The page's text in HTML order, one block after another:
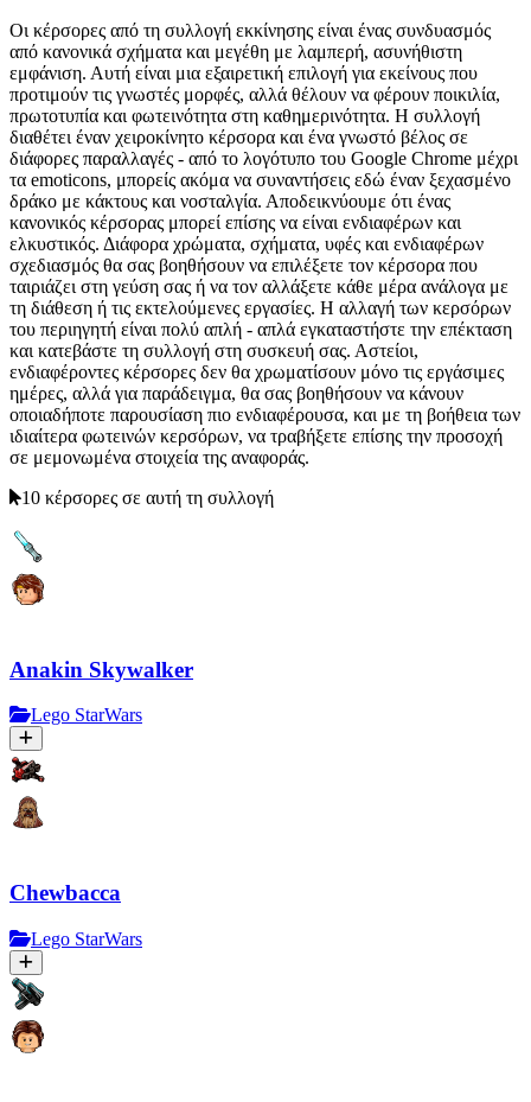
Οι κέρσορες από τη συλλογή εκκίνησης είναι ένας συνδυασμός
από κανονικά σχήματα και μεγέθη με λαμπερή, ασυνήθιστη
εμφάνιση. Αυτή είναι μια εξαιρετική επιλογή για εκείνους που
προτιμούν τις γνωστές μορφές, αλλά θέλουν να φέρουν ποικιλία,
πρωτοτυπία και φωτεινότητα στη καθημερινότητα. Η συλλογή
διαθέτει έναν χειροκίνητο κέρσορα και ένα γνωστό βέλος σε
διάφορες παραλλαγές - από το λογότυπο του Google Chrome μέχρι
τα emoticons, μπορείς ακόμα να συναντήσεις εδώ έναν ξεχασμένο
δράκο με κάκτους και νοσταλγία. Αποδεικνύουμε ότι ένας
κανονικός κέρσορας μπορεί επίσης να είναι ενδιαφέρων και
ελκυστικός. Διάφορα χρώματα, σχήματα, υφές και ενδιαφέρων
σχεδιασμός θα σας βοηθήσουν να επιλέξετε τον κέρσορα που
ταιριάζει στη γεύση σας ή να τον αλλάξετε κάθε μέρα ανάλογα με
τη διάθεση ή τις εκτελούμενες εργασίες. Η αλλαγή των κερσόρων
του περιηγητή είναι πολύ απλή - απλά εγκαταστήστε την επέκταση
και κατεβάστε τη συλλογή στη συσκευή σας. Αστείοι,
ενδιαφέροντες κέρσορες δεν θα χρωματίσουν μόνο τις εργάσιμες
ημέρες, αλλά για παράδειγμα, θα σας βοηθήσουν να κάνουν
οποιαδήποτε παρουσίαση πιο ενδιαφέρουσα, και με τη βοήθεια των
ιδιαίτερα φωτεινών κερσόρων, να τραβήξετε επίσης την προσοχή
σε μεμονωμένα στοιχεία της αναφοράς.
10 κέρσορες σε αυτή τη συλλογή
Anakin Skywalker
Lego StarWars
Chewbacca
Lego StarWars